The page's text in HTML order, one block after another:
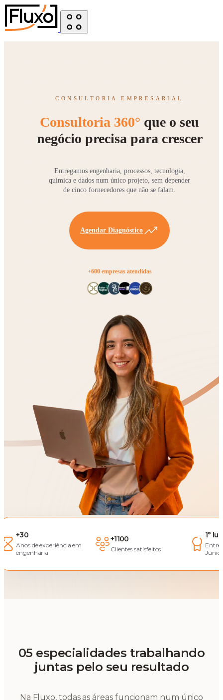
CONSULTORIA EMPRESARIAL
Consultoria 360° que o seu
negócio precisa para crescer
Entregamos engenharia, processos, tecnologia,
química e dados num único projeto, sem depender
de cinco fornecedores que não se falam.
Agendar Diagnóstico
+600 empresas atendidas
+30
Anos de experiência em
engenharia
+1100
Clientes satisfeitos
1°
Entre
05 especialidades trabalhando
juntas pelo seu resultado
Na Fluxo, todas as áreas funcionam num único